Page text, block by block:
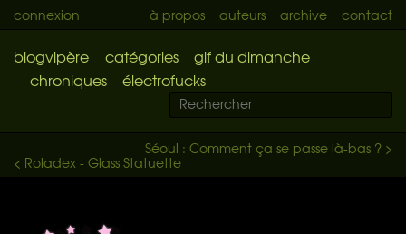
connexion à propos auteurs archive contact
blogvipère catégories
gif du dimanche
chroniques
électrofucks
Séoul : Comment ça se passe là-bas ? >
< Roladex - Glass Statuette